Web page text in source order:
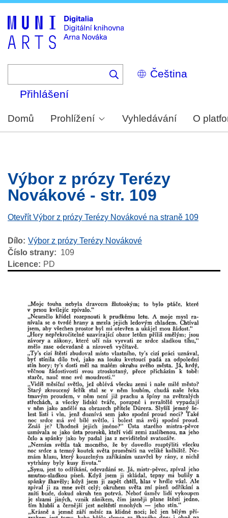
Select
your
Přihlášení
Domů Prohlížení Vyhledávání O
Výbor z prózy Terézy
Novákové - str. 109
Otevřít Výbor z prózy Terézy Novákové na straně 109
Dílo Výbor z prózy Terézy Novákové
Číslo strany
109
Licence
PD